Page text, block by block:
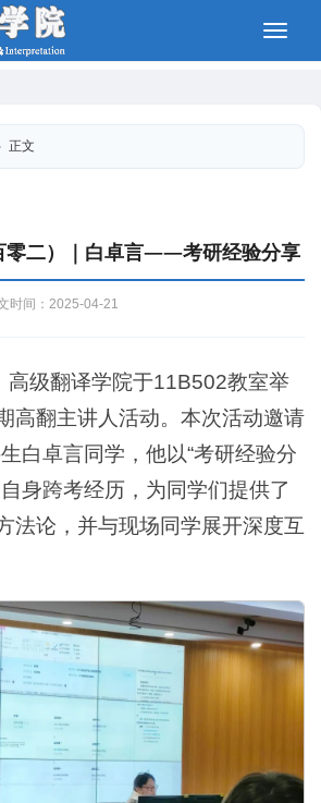
正文
零二）｜白卓言——考研经验分享
时间：2025-04-21
高级翻译学院于11B502教室举
高翻主讲人活动。本次活动邀请
白卓言同学，他以“考研经验分
身跨考经历，为同学们提供了
法论，并与现场同学展开深度互